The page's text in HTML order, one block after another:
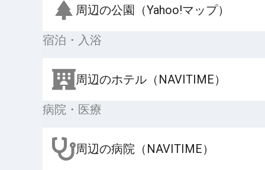
周辺の公園（Yahoo!マップ）
宿泊・入浴
周辺のホテル（NAVITIME）
病院・医療
周辺の病院（NAVITIME）